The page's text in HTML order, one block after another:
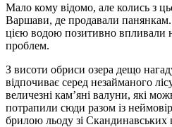
Мало кому відомо, але колись з
Варшави, де продавали
цією водою позитивно впливали
проблем.
З висоти обриси озера дещо
відпочиває серед незайманого
величезні кам’яні валуни, які
потрапили сюди разом із
брилою льоду зі Скандинавських